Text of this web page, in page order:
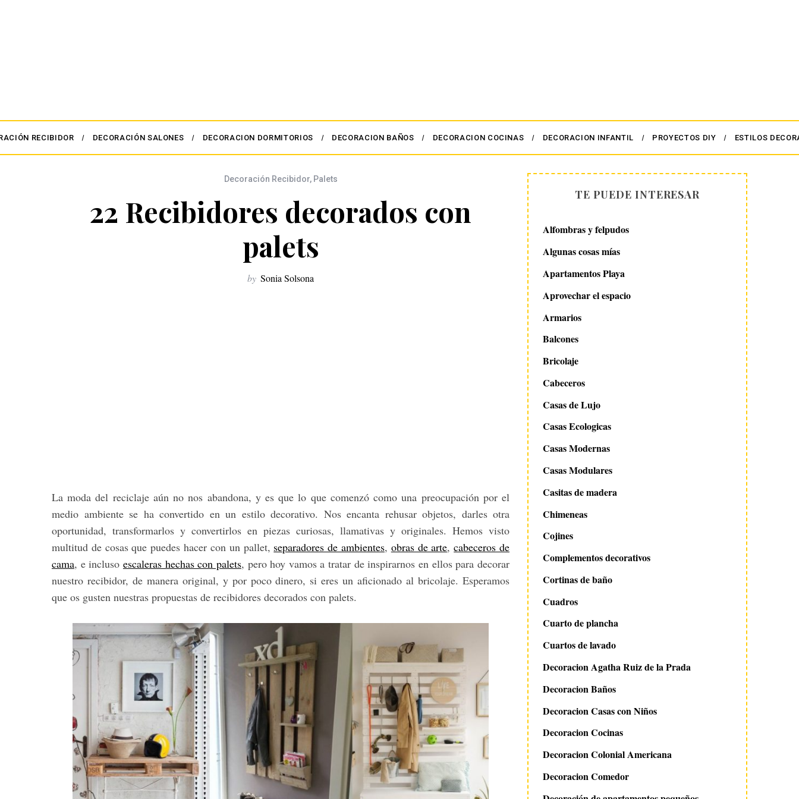
RECIBIDOR DECORACIÓN SALONES DECORACION DORMITORIOS DECORACION BAÑOS DECORACION COCINAS DECORACION INFANTIL PROYECTOS DIY ESTILOS
Decoración Recibidor, Palets
22 Recibidores decorados con
palets
by Sonia Solsona
La moda del reciclaje aún no nos abandona, y es que lo que comenzó como una preocupación por el
medio ambiente se ha convertido en un estilo decorativo. Nos encanta rehusar objetos, darles otra
oportunidad, transformarlos y convertirlos en piezas curiosas, llamativas y originales. Hemos visto
multitud de cosas que puedes hacer con un pallet, separadores de ambientes, obras de arte,cabeceros de
cama, e incluso escaleras hechas con palets, pero hoy vamos a tratar de inspirarnos en ellos para decorar
nuestro recibidor, de manera original, y por poco dinero, si eres un aficionado al bricolaje. Esperamos
que os gusten nuestras propuestas de recibidores decorados con palets.
TE PUEDE INTERESAR
Alfombras y felpudos
Algunas cosas mías
Apartamentos Playa
Aprovechar el espacio
Armarios
Balcones
Bricolaje
Cabeceros
Casas de Lujo
Casas Ecologicas
Casas Modernas
Casas Modulares
Casitas de madera
Chimeneas
Cojines
Complementos decorativos
Cortinas de baño
Cuadros
Cuarto de plancha
Cuartos de lavado
Decoracion Agatha Ruiz de la Prada
Decoracion Baños
Decoracion Casas con Niños
Decoracion Cocinas
Decoracion Colonial Americana
Decoracion Comedor